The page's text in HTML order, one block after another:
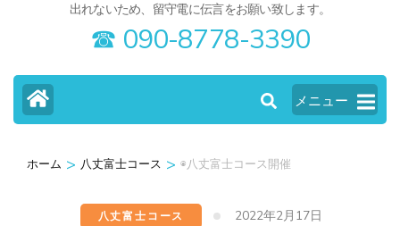
出れないため、留守電に伝言をお願い致します。
☎︎ 090-8778-3390
メニュー
ホーム > 八丈富士コース > ◉八丈富士コース開催
八丈富士コース 2022年2月17日